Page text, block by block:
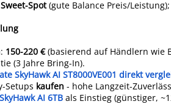
Sweet-Spot(gute Balance Preis/
: 150-220 €(basierend auf Händlern wie
(3 Jahre Bring-In).
SkyHawk AI ST8000VE001 direkt
Setups kaufen - hohe Langzeit-
AI 6TB als Einstieg (günstiger,